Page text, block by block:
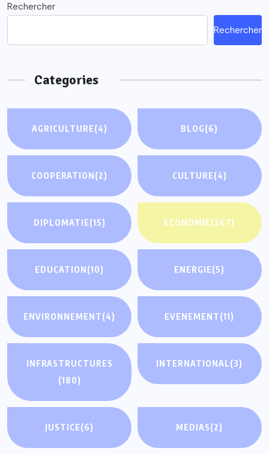
Rechercher
Rechercher
Categories
AGRICULTURE(4) BLOG(6)
COOPERATION(2) CULTURE(4)
DIPLOMATIE(15) ECONOMIE(267)
EDUCATION(10) ENERGIE(5)
ENVIRONNEMENT(4) EVENEMENT(11)
INFRASTRUCTURES
(180)
INTERNATIONAL(3)
JUSTICE(6) MEDIAS(2)